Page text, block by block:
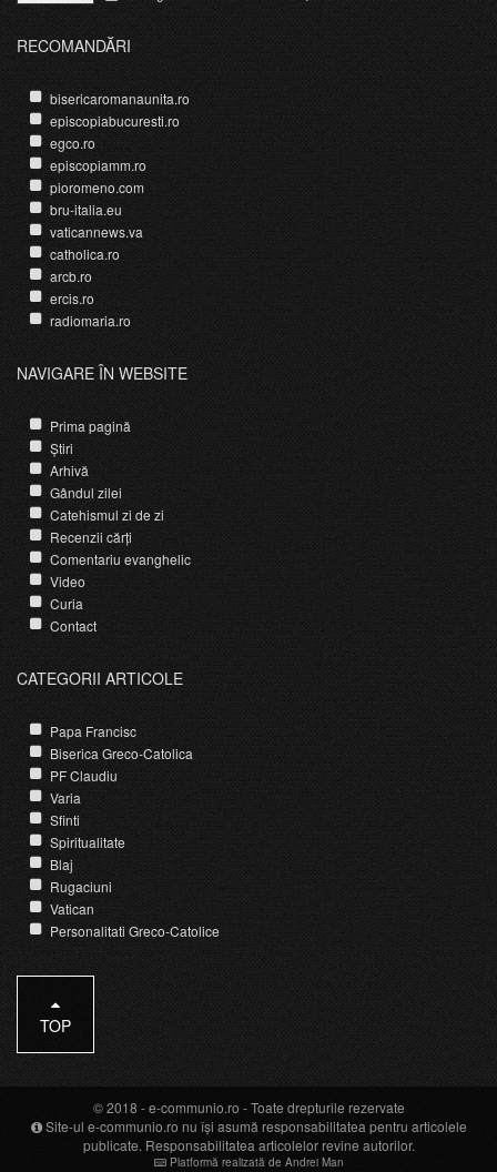
RECOMANDĂRI
bisericaromanaunita.ro
episcopiabucuresti.ro
egco.ro
episcopiamm.ro
pioromeno.com
bru-italia.eu
vaticannews.va
catholica.ro
arcb.ro
ercis.ro
radiomaria.ro
NAVIGARE ÎN WEBSITE
Prima pagină
Știri
Arhivă
Gândul zilei
Catehismul zi de zi
Recenzii cărți
Comentariu evanghelic
Video
Curia
Contact
CATEGORII ARTICOLE
Papa Francisc
Biserica Greco-Catolica
PF Claudiu
Varia
Sfinti
Spiritualitate
Blaj
Rugaciuni
Vatican
Personalitati Greco-Catolice
TOP
© 2018 -e-communio.ro - Toate drepturile rezervate
Site-ul e-communio.ro nu își asumă responsabilitatea pentru articolele
publicate. Responsabilitatea articolelor revine autorilor.
Platformă realizată de Andrei Man